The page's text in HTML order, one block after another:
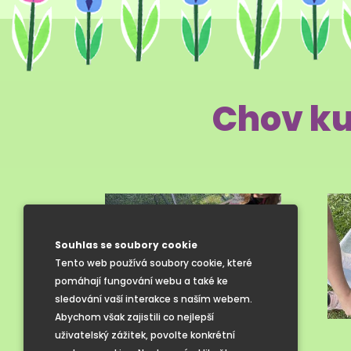
Souhlas se soubory cookie
Tento web používá soubory cookie, které
pomáhají fungování webu a také ke
sledování vaší interakce s naším webem.
Abychom však zajistili co nejlepší
uživatelský zážitek, povolte konkrétní
Chov